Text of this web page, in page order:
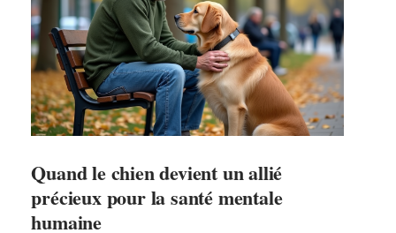
Quand le chien devient un allié
précieux pour la santé mentale
humaine